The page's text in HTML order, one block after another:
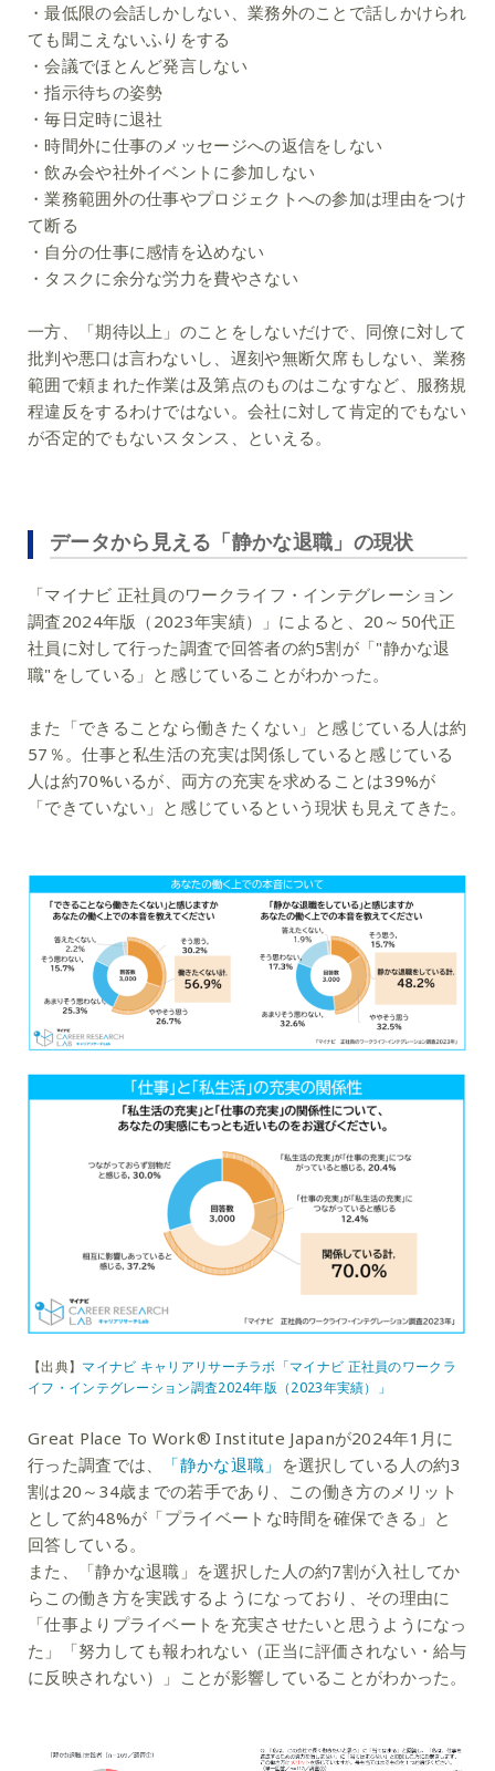
・最低限の会話しかしない、業務外のことで話しかけられ
ても聞こえないふりをする
・会議でほとんど発言しない
・指示待ちの姿勢
・毎日定時に退社
・時間外に仕事のメッセージへの返信をしない
・飲み会や社外イベントに参加しない
・業務範囲外の仕事やプロジェクトへの参加は理由をつけ
て断る
・自分の仕事に感情を込めない
・タスクに余分な労力を費やさない
一方、「期待以上」のことをしないだけで、同僚に対して
批判や悪口は言わないし、遅刻や無断欠席もしない、業務
範囲で頼まれた作業は及第点のものはこなすなど、服務規
程違反をするわけではない。会社に対して肯定的でもない
が否定的でもないスタンス、といえる。
データから見える「静かな退職」の現状
「マイナビ 正社員のワークライフ・インテグレーション
調査2024年版（2023年実績）」によると、20～50代正
社員に対して行った調査で回答者の約5割が「"静かな退
職"をしている」と感じていることがわかった。
また「できることなら働きたくない」と感じている人は約
57％。仕事と私生活の充実は関係していると感じている
人は約70%いるが、両方の充実を求めることは39%が
「できていない」と感じているという現状も見えてきた。
【出典】 マイナビ キャリアリサーチラボ「マイナビ 正社員のワークラ
イフ・インテグレーション調査2024年版（2023年実績）」
Great Place To Work® Institute Japanが2024年1月に
行った調査では、
「静かな退職」 を選択している人の約3
割は20～34歳までの若手であり、この働き方のメリット
として約48%が「プライベートな時間を確保できる」と
回答している。
また、「静かな退職」を選択した人の約7割が入社してか
らこの働き方を実践するようになっており、その理由に
「仕事よりプライベートを充実させたいと思うようになっ
た」「努力しても報われない（正当に評価されない・給与
に反映されない）」ことが影響していることがわかった。